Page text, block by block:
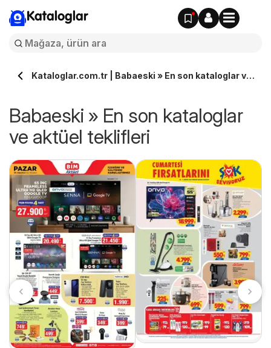
Kataloglar
Kataloglar.com.tr | Babaeski » En son kataloglar ve
Babaeski » En son kataloglar
ve aktüel teklifleri